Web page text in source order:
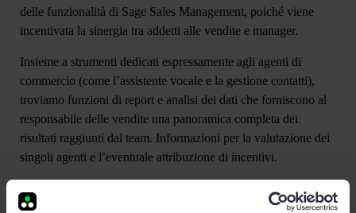
delle funzionalità di Sage Sales Management, poiché viene
incentivata la sinergia tra addetti alle vendite e manager.
Insieme a strumenti dedicati espressamente agli agenti di
commercio (come l’assistente vocale e la gestione contatti),
troviamo funzioni di report e analisi dei dati che forniscono al
responsabile delle vendite una panoramica completa dei
risultati raggiunti dal team. Informazioni per la valutazione dei
singoli agenti e l’eventuale attribuzione di incentivi.
vendite
si integra con gli strumenti di lavoro utilizzati